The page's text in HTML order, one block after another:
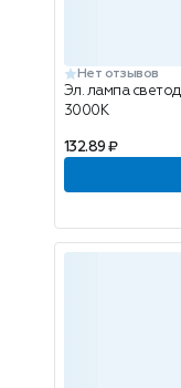
Нет отзывов
Эл. лампа
3000K
132.89 ₽